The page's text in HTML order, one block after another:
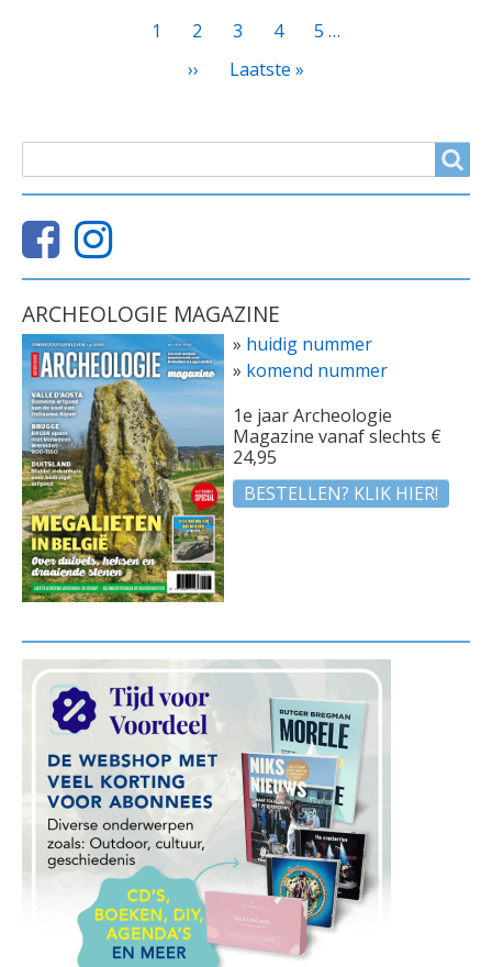
Huidige
1 Page
2 Page
3 Page
4 Page
5 …
Volgende
››
Laatste
Laatste »
ARCHEOLOGIE MAGAZINE
» huidig nummer
» komend nummer
1e jaar Archeologie
Magazine vanaf slechts €
24,95
BESTELLEN? KLIK HIER!